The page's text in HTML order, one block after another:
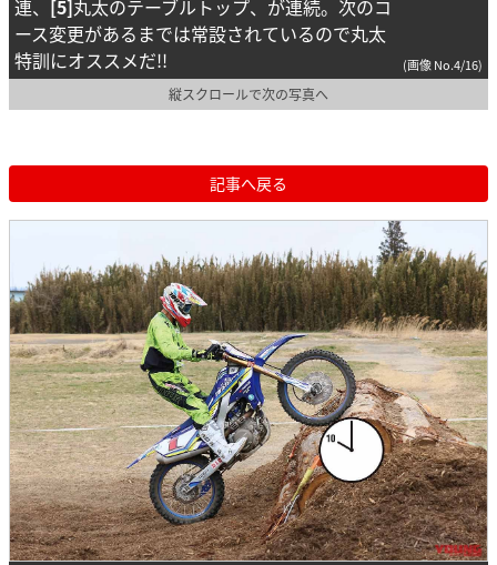
連、 [5]丸太のテーブルトップ、が連続。次のコ
ース変更があるまでは常設されているので丸太
特訓にオススメだ!!
(画像 No.4/16)
縦スクロールで次の写真へ
記事へ戻る